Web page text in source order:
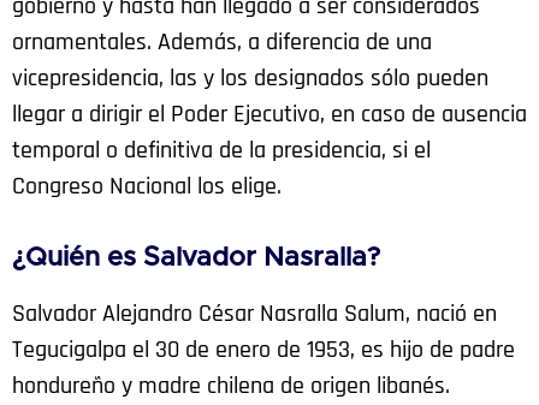
ornamentales. Además, a diferencia de una
vicepresidencia, las y los designados sólo pueden
llegar a dirigir el Poder Ejecutivo, en caso de ausencia
temporal o definitiva de la presidencia, si el
Congreso Nacional los elige.
¿Quién es Salvador Nasralla?
Salvador Alejandro César Nasralla Salum, nació en
Tegucigalpa el 30 de enero de 1953, es hijo de padre
hondureño y madre chilena de origen libanés.